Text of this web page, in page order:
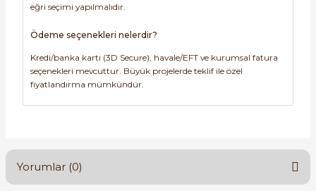
eğri seçimi yapılmalıdır.
Ödeme seçenekleri nelerdir?
Kredi/banka kartı (3D Secure), havale/EFT ve kurumsal fatura
seçenekleri mevcuttur. Büyük projelerde teklif ile özel
fiyatlandırma mümkündür.
Yorumlar (0)